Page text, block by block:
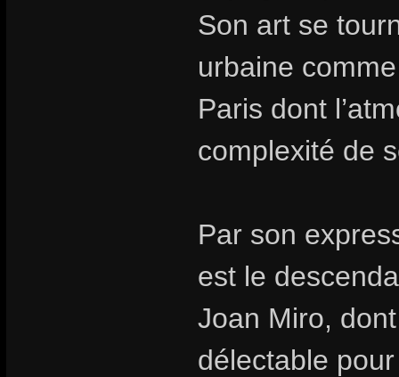
Son art se
urbaine
Paris dont
complexité de
Par son
est le
Joan Miro,
délectable